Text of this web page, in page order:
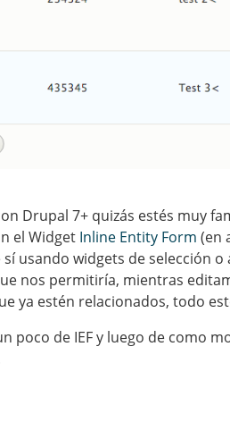
Drupal 7+ quizás estés muy
el Widget Inline Entity Form (en
usando widgets de selección
nos permitiría, mientras
ya estén relacionados, todo
poco de IEF y luego de como